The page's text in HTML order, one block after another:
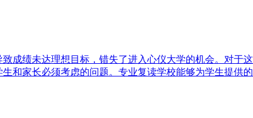
成绩未达理想目标，错失了进入心仪大学的机会。对于
和家长必须考虑的问题。专业复读学校能够为学生提供